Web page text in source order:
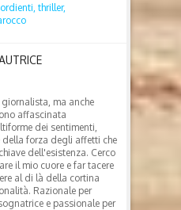
thriller,
giornalista, ma anche
affascinata
dei sentimenti,
forza degli affetti che
dell'esistenza. Cerco
il mio cuore e far tacere
al di là della cortina
Razionale per
e passionale per